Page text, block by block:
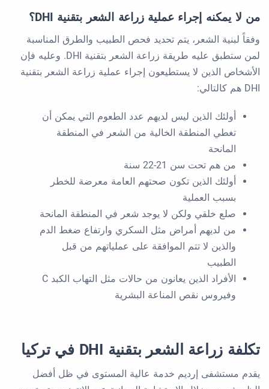
من لا يمكنه إجراء عملية زراعة الشعر بتقنية DHI؟
وفقاً لبنية الشعر، يتم تحديد فحص الطبيب والطرق المناسبة
لمن ستطبق عليه طريقة زراعة الشعر بتقنية DHI. وعليه فإن
الأشخاص الذين لا يستطيعون إجراء عملية زراعة الشعر بتقنية
DHI هم كالتالي:
أولئك الذين ليس لديهم عدد الطعوم التي يمكن أن
تغطي المنطقة الخالية من الشعر في المنطقة
المانحة
من هم تحت سن 21-22 سنة
أولئك الذين تكون صحتهم العامة معرضة للخطر
بسبب العملية
صلع خلقي ولكن لا يوجد شعر في المنطقة المانحة
من لديهم أمراض مثل السكري وارتفاع ضغط الدم
والذين لا تتم الموافقة على عملياتهم من قبل
الطبيب
الأفراد الذين يعانون من حالات مثل التهاب الكبد C
وفيروس نقص المناعة البشرية
تكلفة زراعة الشعر بتقنية DHI في تركيا
يقدم مستشفى إرديم خدمة عالية المستوى في ظل أفضل